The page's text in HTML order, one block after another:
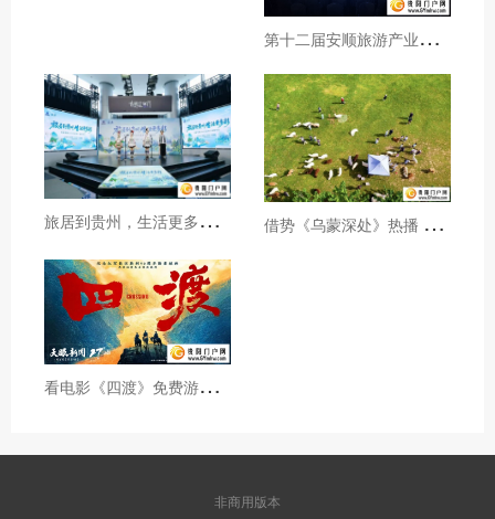
第
十二届安顺旅游产业发展大会开幕
旅
居到贵州，生活更多彩！贵旅集团2026年夏季产品推介会在沪举行 借
势《乌蒙深处》热播 黔西市推动影视流量变游客“留量”
看
电影《四渡》免费游贵州A级景区、领500元票根消费券
非商用版本